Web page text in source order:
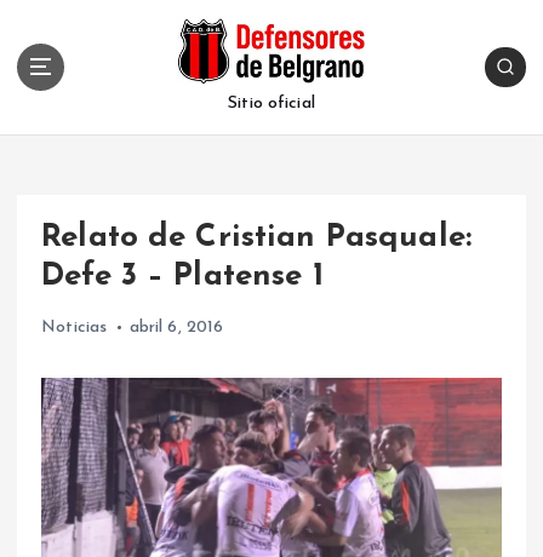
Sitio oficial
Relato de Cristian Pasquale:
Defe 3 – Platense 1
Noticias abril 6, 2016